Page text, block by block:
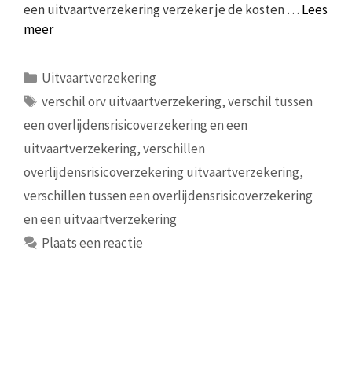
een uitvaartverzekering verzeker je de kosten … Lees
meer
Categorieën
Uitvaartverzekering
Tags
verschil orv uitvaartverzekering,verschil tussen
een overlijdensrisicoverzekering en een
uitvaartverzekering,verschillen
overlijdensrisicoverzekering uitvaartverzekering,
verschillen tussen een overlijdensrisicoverzekering
en een uitvaartverzekering
Plaats een reactie